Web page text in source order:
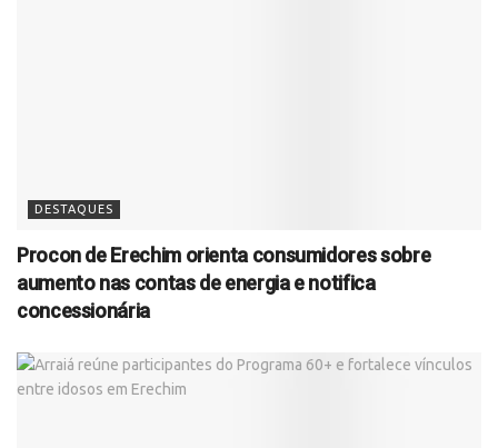
DESTAQUES
Procon de Erechim orienta consumidores sobre
aumento nas contas de energia e notifica
concessionária